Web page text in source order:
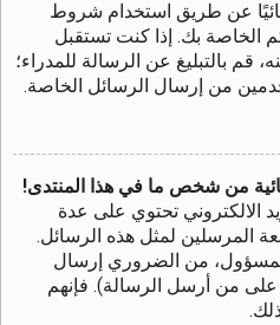
عن طريق استخدام شروط
الخاصة بك. إذا كنت تستقبل
بالتبليغ عن الرسالة للمدراء؛
من إرسال الرسائل الخاصة.
من شخص ما في هذا المنتدى!
الالكتروني تحتوي على عدة
المرسلين لمثل هذه الرسائل.
من الضروري إرسال
من أرسل الرسالة). فإنهم